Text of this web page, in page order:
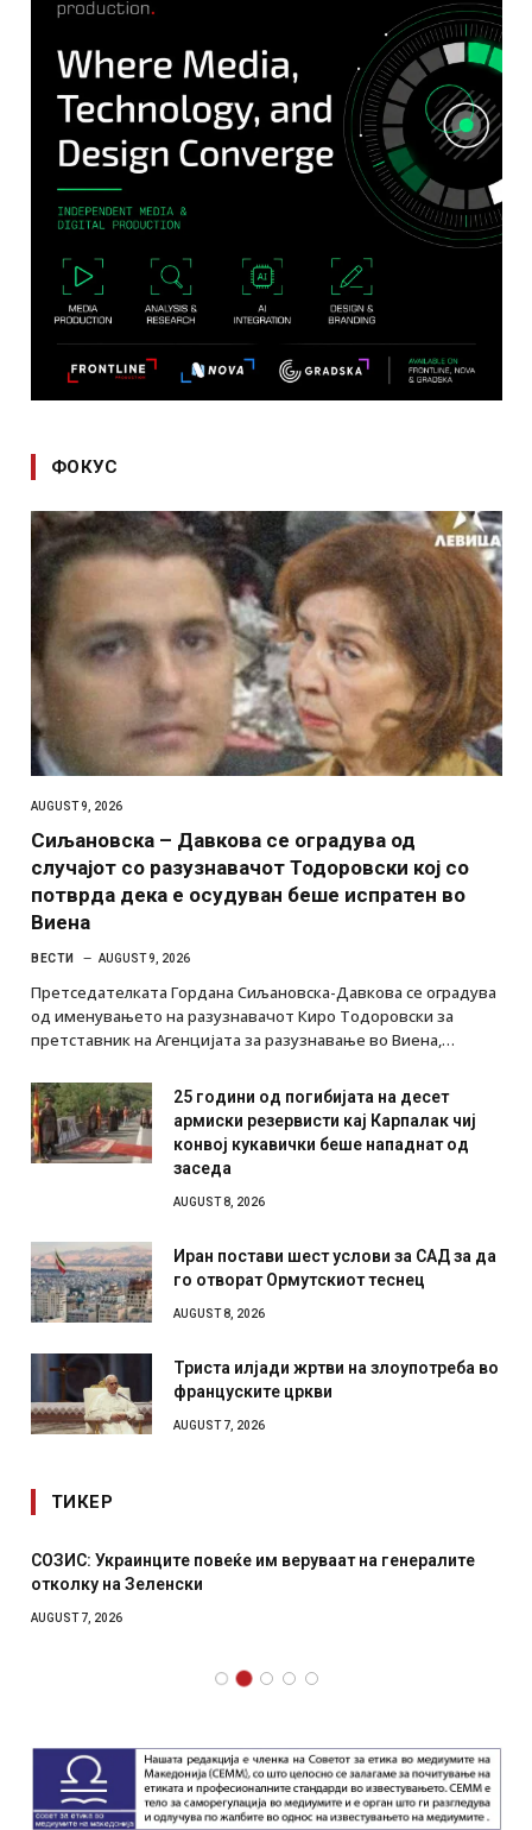
ФОКУС
AUGUST 9, 2026
Сиљановска – Давкова се оградува од
случајот со разузнавачот Тодоровски кој со
потврда дека е осудуван беше испратен во
Виена
ВЕСТИ AUGUST 9, 2026
Претседателката Гордана Сиљановска-Давкова се оградува
од именувањето на разузнавачот Киро Тодоровски за
претставник на Агенцијата за разузнавање во Виена,…
25 години од погибијата на десет
армиски резервисти кај Карпалак чиј
конвој кукавички беше нападнат од
заседа
AUGUST 8, 2026
Иран постави шест услови за САД за да
го отворат Ормутскиот теснец
AUGUST 8, 2026
Триста илјади жртви на злоупотреба во
француските цркви
AUGUST 7, 2026
ТИКЕР
СОЗИС: Украинците повеќе им веруваат на генералите
отколку на Зеленски
AUGUST 7, 2026